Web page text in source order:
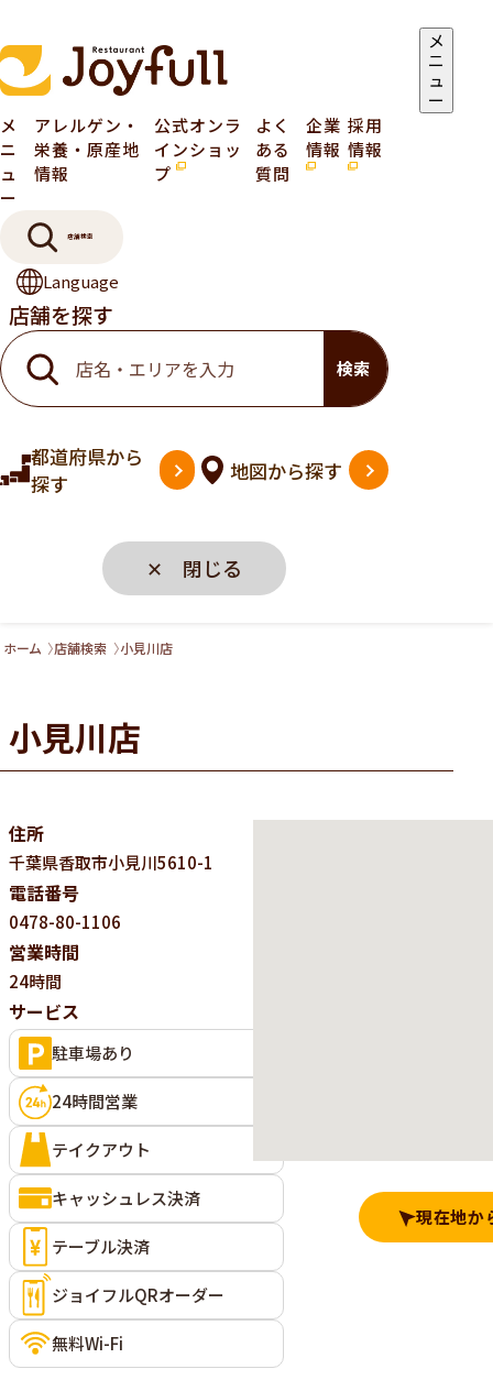
メ
ニ
ュ
ー
メ
ニ
ュ
ー
アレルゲン・
栄養・原産地
情報
公式オンラ
インショッ
プ
よく
ある
質問
企業
情報
採用
情報
店舗検索
Language
店舗を探す
検索
都道府県から
探す
地図から探す
✕ 閉じる
ホーム 店舗検索 小見川店
小見川店
住所
千葉県香取市小見川5610-1
電話番号
0478-80-1106
営業時間
24時間
サービス
駐車場あり
24時間営業
テイクアウト
キャッシュレス決済
テーブル決済
ジョイフルQRオーダー
無料Wi-Fi
現在地か